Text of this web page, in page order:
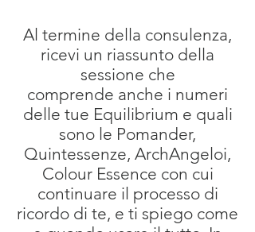
Al termine della consulenza,
ricevi un riassunto della
sessione che
comprende anche i numeri
delle tue Equilibrium e quali
sono le Pomander,
Quintessenze, ArchAngeloi,
Colour Essence con cui
continuare il processo di
ricordo di te, e ti spiego come